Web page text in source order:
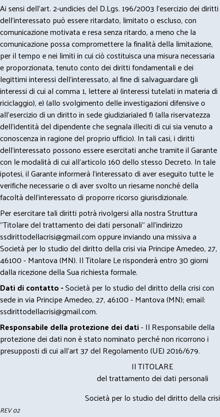
Ai sensi dell’art. 2-undicies del D.Lgs. 196/2003 l’esercizio dei diritti
dell’interessato può essere ritardato, limitato o escluso, con
comunicazione motivata e resa senza ritardo, a meno che la
comunicazione possa compromettere la finalità della limitazione,
per il tempo e nei limiti in cui ciò costituisca una misura necessaria
e proporzionata, tenuto conto dei diritti fondamentali e dei
legittimi interessi dell’interessato, al fine di salvaguardare gli
interessi di cui al comma 1, lettere a) (interessi tutelati in materia di
riciclaggio), e) (allo svolgimento delle investigazioni difensive o
all’esercizio di un diritto in sede giudiziaria)ed f) (alla riservatezza
dell’identità del dipendente che segnala illeciti di cui sia venuto a
conoscenza in ragione del proprio ufficio). In tali casi, i diritti
dell’interessato possono essere esercitati anche tramite il Garante
con le modalità di cui all’articolo 160 dello stesso Decreto. In tale
ipotesi, il Garante informerà l’interessato di aver eseguito tutte le
verifiche necessarie o di aver svolto un riesame nonché della
facoltà dell’interessato di proporre ricorso giurisdizionale.
Per esercitare tali diritti potrà rivolgersi alla nostra Struttura
"Titolare del trattamento dei dati personali" all'indirizzo
ssdirittodellacrisi@gmail.comoppure inviando una missiva a
Società per lo studio del diritto della crisi via Principe Amedeo, 27,
46100 - Mantova (MN). Il Titolare Le risponderà entro 30 giorni
dalla ricezione della Sua richiesta formale.
Dati di contatto -Società per lo studio del diritto della crisi con
sede in via Principe Amedeo, 27, 46100 - Mantova (MN); email:
ssdirittodellacrisi@gmail.com.
Responsabile della protezione dei dati- Il Responsabile della
protezione dei dati non è stato nominato perché non ricorrono i
presupposti di cui all’art 37 del Regolamento (UE) 2016/679.
Il TITOLARE
del trattamento dei dati personali
Società per lo studio del diritto della crisi
REV 02